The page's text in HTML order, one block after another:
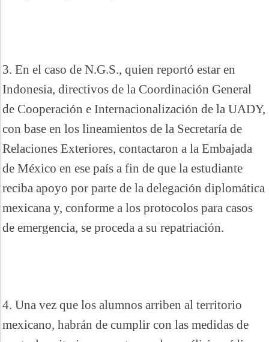
3. En el caso de N.G.S., quien reportó estar en
Indonesia, directivos de la Coordinación General
de Cooperación e Internacionalización de la UADY,
con base en los lineamientos de la Secretaría de
Relaciones Exteriores, contactaron a la Embajada
de México en ese país a fin de que la estudiante
reciba apoyo por parte de la delegación diplomática
mexicana y, conforme a los protocolos para casos
de emergencia, se proceda a su repatriación.
4. Una vez que los alumnos arriben al territorio
mexicano, habrán de cumplir con las medidas de